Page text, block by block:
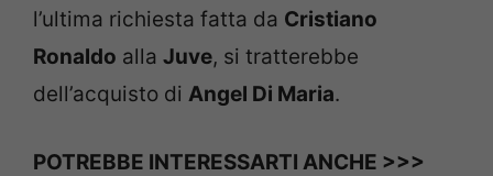
l’ultima richiesta fatta da Cristiano
Ronaldo alla Juve, si tratterebbe
dell’acquisto di Angel Di Maria.
POTREBBE INTERESSARTI ANCHE >>>